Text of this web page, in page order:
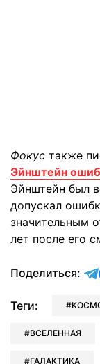
Фокус также
Эйнштейн
Эйнштейн был
допускал
значительным
лет после его
Поделиться:
Теги:
ВСЕЛЕННАЯ
ГАЛАКТИКА